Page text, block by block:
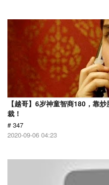
【越哥】6岁神童智商180，靠
裁！
# 347
2020-09-06 04:23